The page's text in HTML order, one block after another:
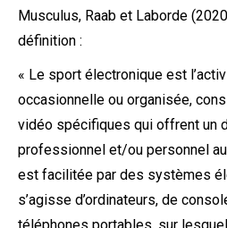
Musculus, Raab et Laborde
définition :
« Le sport électronique est
occasionnelle ou organisée,
vidéo spécifiques qui offrent un
professionnel et/ou personnel
est facilitée par des systèmes
s’agisse d’ordinateurs, de